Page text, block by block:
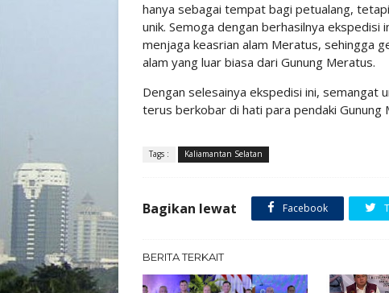
hanya sebagai tempat bagi petualang,
unik. Semoga dengan berhasilnya
menjaga keasrian alam Meratus, sehingga
alam yang luar biasa dari Gunung Meratus.
Dengan selesainya ekspedisi ini, semangat
terus berkobar di hati para pendaki Gunung
Tags : Kaliamantan Selatan
Bagikan lewat Facebook
BERITA TERKAIT